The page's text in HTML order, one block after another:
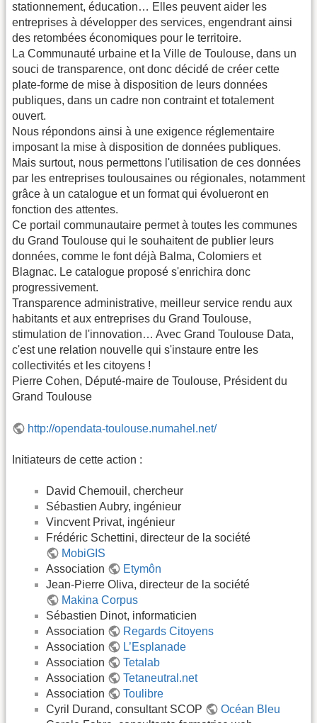
stationnement, éducation… Elles peuvent aider les
entreprises à développer des services, engendrant ainsi
des retombées économiques pour le territoire.
La Communauté urbaine et la Ville de Toulouse, dans un
souci de transparence, ont donc décidé de créer cette
plate-forme de mise à disposition de leurs données
publiques, dans un cadre non contraint et totalement
ouvert.
Nous répondons ainsi à une exigence réglementaire
imposant la mise à disposition de données publiques.
Mais surtout, nous permettons l'utilisation de ces données
par les entreprises toulousaines ou régionales, notamment
grâce à un catalogue et un format qui évolueront en
fonction des attentes.
Ce portail communautaire permet à toutes les communes
du Grand Toulouse qui le souhaitent de publier leurs
données, comme le font déjà Balma, Colomiers et
Blagnac. Le catalogue proposé s'enrichira donc
progressivement.
Transparence administrative, meilleur service rendu aux
habitants et aux entreprises du Grand Toulouse,
stimulation de l'innovation… Avec Grand Toulouse Data,
c'est une relation nouvelle qui s'instaure entre les
collectivités et les citoyens !
Pierre Cohen, Député-maire de Toulouse, Président du
Grand Toulouse
http://opendata-toulouse.numahel.net/
Initiateurs de cette action :
David Chemouil, chercheur
Sébastien Aubry, ingénieur
Vincvent Privat, ingénieur
Frédéric Schettini, directeur de la société
MobiGIS
Association
Etymôn
Jean-Pierre Oliva, directeur de la société
Makina Corpus
Sébastien Dinot, informaticien
Association
Regards Citoyens
Association
L’Esplanade
Association
Tetalab
Association
Tetaneutral.net
Association
Toulibre
Cyril Durand, consultant SCOP
Océan Bleu